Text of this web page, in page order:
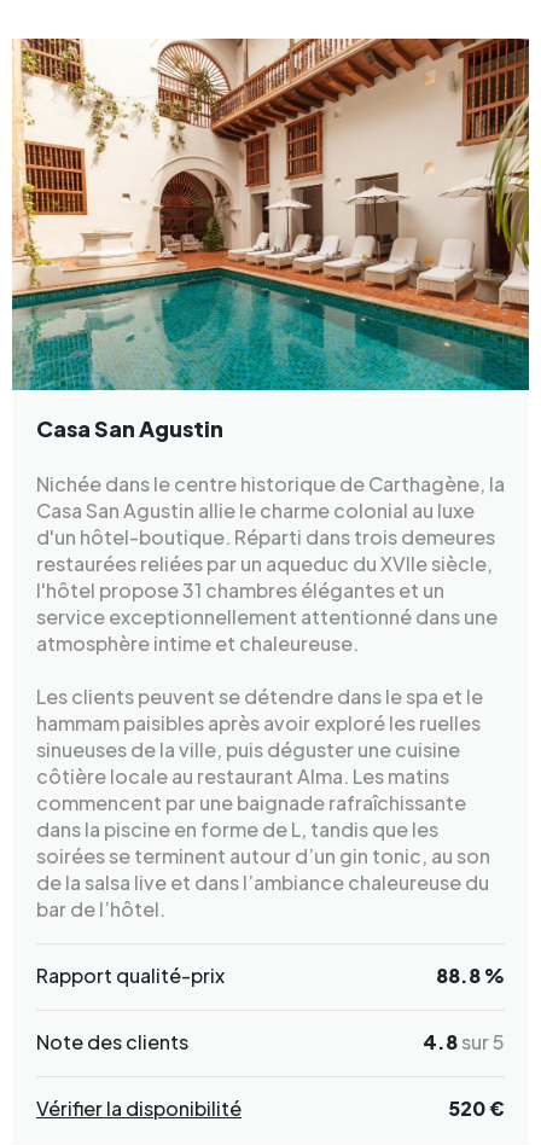
Casa San Agustin
Nichée dans le centre historique de Carthagène, la
Casa San Agustin allie le charme colonial au luxe
d'un hôtel-boutique. Réparti dans trois demeures
restaurées reliées par un aqueduc du XVIIe siècle,
l'hôtel propose 31 chambres élégantes et un
service exceptionnellement attentionné dans une
atmosphère intime et chaleureuse.
Les clients peuvent se détendre dans le spa et le
hammam paisibles après avoir exploré les ruelles
sinueuses de la ville, puis déguster une cuisine
côtière locale au restaurant Alma. Les matins
commencent par une baignade rafraîchissante
dans la piscine en forme de L, tandis que les
soirées se terminent autour d’un gin tonic, au son
de la salsa live et dans l’ambiance chaleureuse du
bar de l’hôtel.
Rapport qualité-prix 88.8 %
Note des clients 4.8sur 5
Vérifier la disponibilité 520 €